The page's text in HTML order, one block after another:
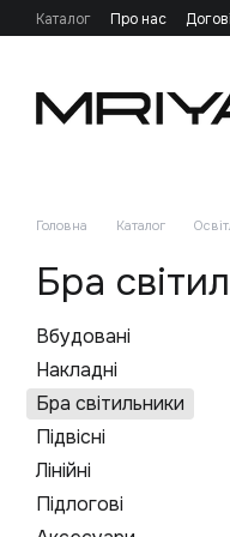
Перейти до основного
Каталог Про нас
Головна Каталог
Бра
Вбудовані
Накладні
Бра світильники
Підвісні
Лінійні
Підлогові